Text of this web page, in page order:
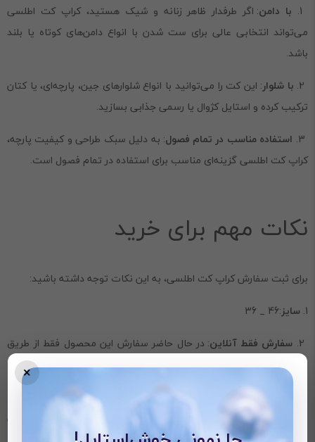
با دامن: اگر طرفدار ظاهر زنانه و شیک هستید، کراپ کت اطلسی
می‌تواند انتخابی عالی برای ست شدن با انواع دامن‌های کوتاه یا بلند
باشد.
با شلوار: این کت را می‌توانید با انواع شلوارهای جین، پارچه‌ای، یا کتان
ترکیب کرده و استایل کژوال یا رسمی جذابی بسازید.
استفاده مناسب در تمام فصول: به دلیل سبک طراحی و کیفیت پارچه،
کراپ کت اطلسی گزینه‌ای مناسب برای استفاده در تمام فصول است.
نکات مهم برای خرید
برای ثبت سفارش کراپ کت اطلسی، به این نکات توجه داشته باشید:
1. سایز:46 _ 36
سفارش فقط آنلاین: در حال حاضر سفارش این محصول فقط از طریق
وب‌سایت نیلی پلاس امکان‌پذیر است، بنابراین مطمئن شوید اطلاعات
ثبت‌نام شما دقیق وارد شده باشد.
چک کردن رنگ: با وجود رنگ‌بندی متنوع، یکی از ویژگی‌های جذاب این
×